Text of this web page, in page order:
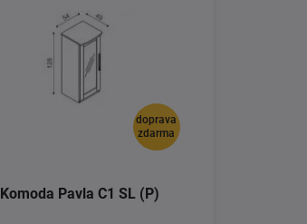
doprava
zdarma
Komoda Pavla C1 SL (P)